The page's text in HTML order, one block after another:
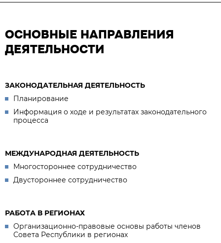
ОСНОВНЫЕ НАПРАВЛЕНИЯ
ДЕЯТЕЛЬНОСТИ
ЗАКОНОДАТЕЛЬНАЯ ДЕЯТЕЛЬНОСТЬ
Планирование
Информация о ходе и результатах законодательного
процесса
МЕЖДУНАРОДНАЯ ДЕЯТЕЛЬНОСТЬ
Многостороннее сотрудничество
Двустороннее сотрудничество
РАБОТА В РЕГИОНАХ
Организационно-правовые основы работы членов
Совета Республики в регионах